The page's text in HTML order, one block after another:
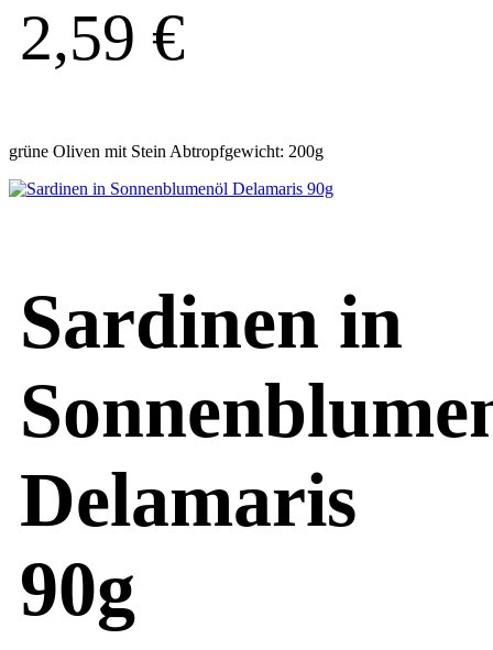
2,59 €
grüne Oliven mit Stein Abtropfgewicht: 200g
Sardinen in
Delamaris
90g